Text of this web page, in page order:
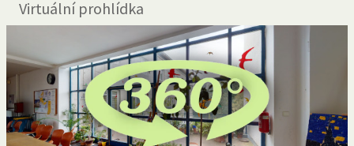
Virtuální prohlídka